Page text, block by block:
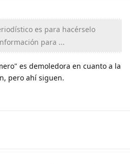
es para hacérselo
para ...
es demoledora en cuanto a la
pero ahí siguen.